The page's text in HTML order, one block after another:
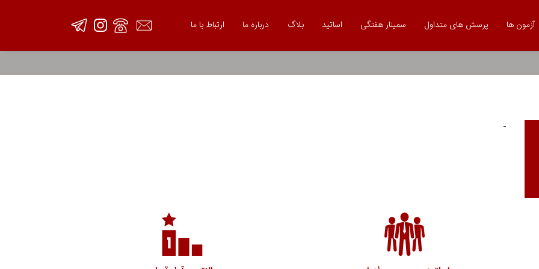
آزمون ها پرسش های متداول سمینار هفتگی اساتید بلاگ درباره ما ارتباط با ما
-